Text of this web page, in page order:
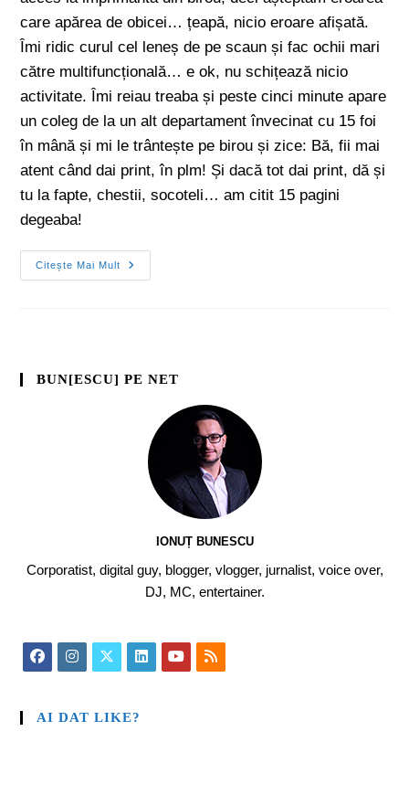
care apărea de obicei… țeapă, nicio eroare afișată.
Îmi ridic curul cel leneș de pe scaun și fac ochii mari
către multifuncțională… e ok, nu schițează nicio
activitate. Îmi reiau treaba și peste cinci minute apare
un coleg de la un alt departament învecinat cu 15 foi
în mână și mi le trântește pe birou și zice: Bă, fii mai
atent când dai print, în plm! Și dacă tot dai print, dă și
tu la fapte, chestii, socoteli… am citit 15 pagini
degeaba!
Citește Mai Mult
BUN[ESCU] PE NET
IONUȚ BUNESCU
Corporatist, digital guy, blogger, vlogger, jurnalist, voice over,
DJ, MC, entertainer.
AI DAT LIKE?